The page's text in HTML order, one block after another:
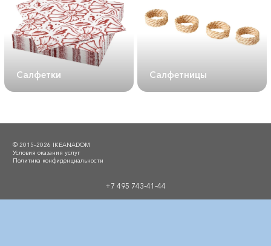
Салфетки Салфетницы
© 2015–2026 IKEANADOM
Условия оказания услуг
Политика конфиденциальности
+7 495 743-41-44